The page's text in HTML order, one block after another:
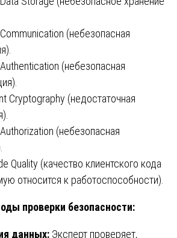
(небезопасная
(небезопасная
Cryptography (недостаточная
(небезопасная
Quality (качество клиентского кода
относится к работоспособности).
проверки безопасности:
данных: Эксперт проверяет,